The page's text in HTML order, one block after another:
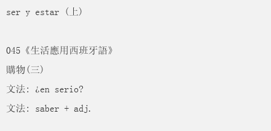
ser y estar (上)
045《生活應用西班牙語》
購物(三)
文法: ¿en serio?
文法: saber + adj.